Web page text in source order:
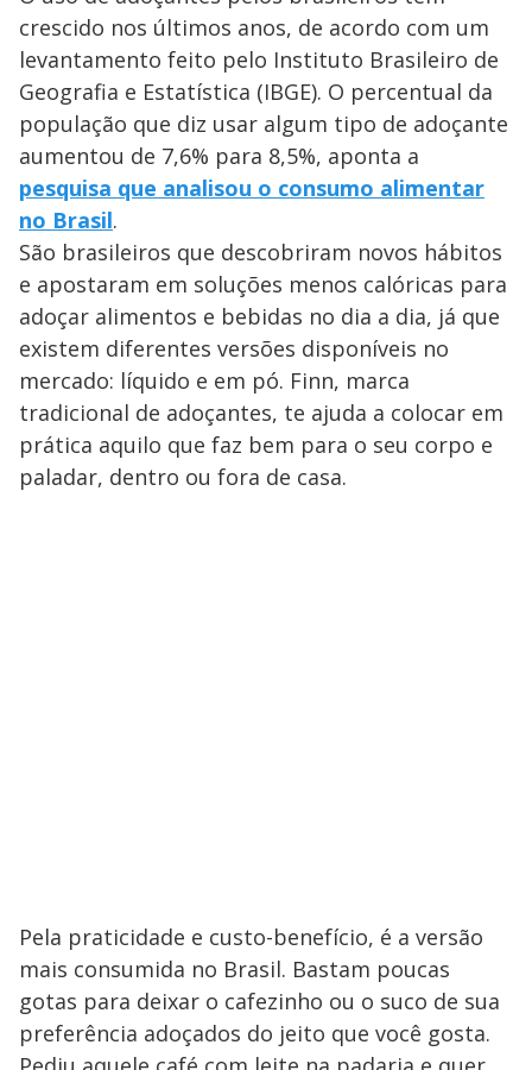
crescido nos últimos anos, de acordo com um
levantamento feito pelo Instituto Brasileiro de
Geografia e Estatística (IBGE). O percentual da
população que diz usar algum tipo de adoçante
aumentou de 7,6% para 8,5%, aponta a
pesquisa que analisou o consumo alimentar
no Brasil.
São brasileiros que descobriram novos hábitos
e apostaram em soluções menos calóricas para
adoçar alimentos e bebidas no dia a dia, já que
existem diferentes versões disponíveis no
mercado: líquido e em pó. Finn, marca
tradicional de adoçantes, te ajuda a colocar em
prática aquilo que faz bem para o seu corpo e
paladar, dentro ou fora de casa.
Pela praticidade e custo-benefício, é a versão
mais consumida no Brasil. Bastam poucas
gotas para deixar o cafezinho ou o suco de sua
preferência adoçados do jeito que você gosta.